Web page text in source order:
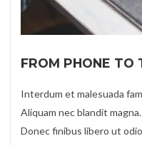
FROM PHONE TO
Interdum et malesuada
Aliquam nec blandit
Donec finibus libero ut